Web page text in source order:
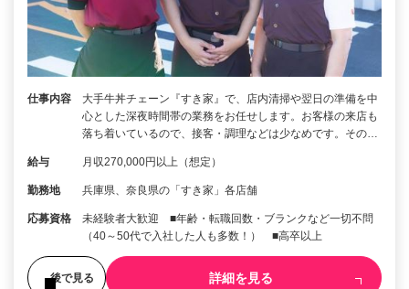
仕事内容
大手牛丼チェーン『すき家』で、店内清掃や翌日の準備を中
心とした深夜時間帯の業務をお任せします。お客様の来店も
落ち着いているので、接客・調理などは少なめです。その…
給与 月収270,000円以上（想定）
勤務地 兵庫県、奈良県の「すき家」各店舗
応募資格
未経験者大歓迎 ■年齢・転職回数・ブランクなど一切不問
（40～50代で入社した人も多数！） ■高卒以上
後で見る 詳細を見る